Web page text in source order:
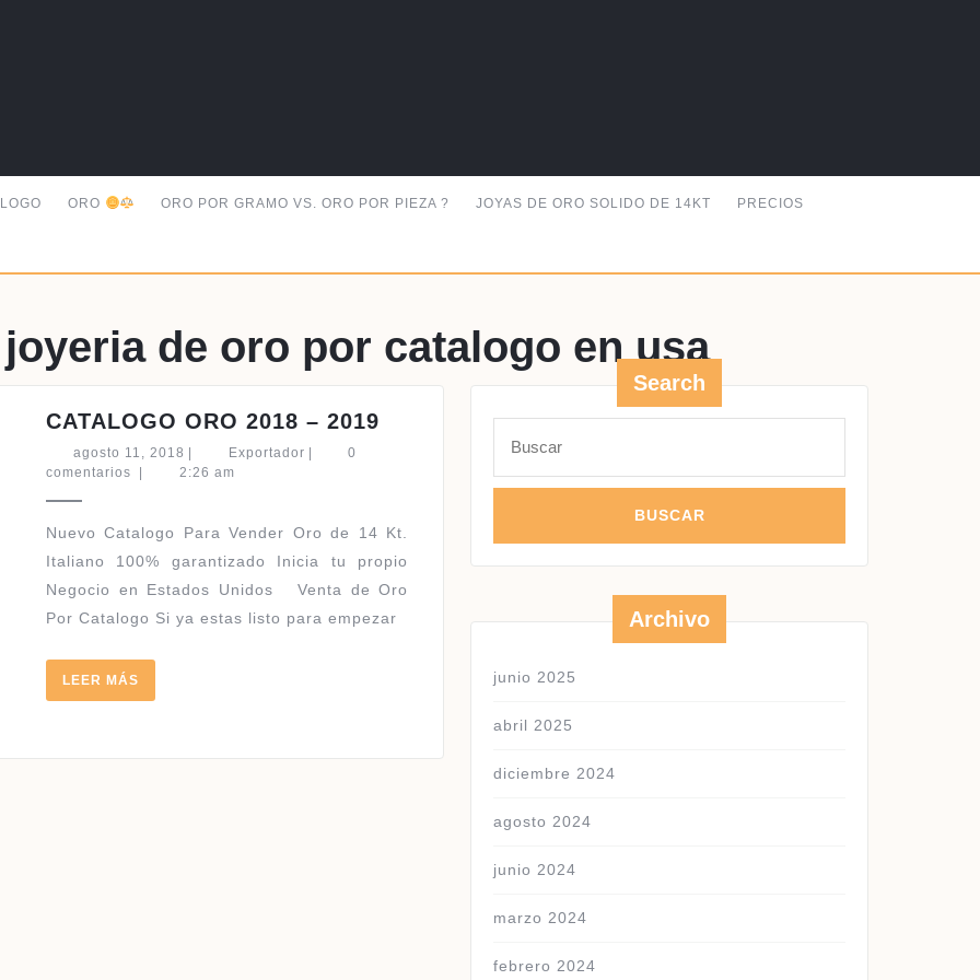
ORO ORO POR GRAMO VS. ORO POR PIEZA ? JOYAS DE ORO SOLIDO DE 14KT PRECIOS
de oro por catalogo en usa
CATALOGO ORO 2018 – 2019 CATALOGO
2019
agosto 11, 2018 agosto
11,
ExportadorExportador
0
comentarios
2:26 am
Nuevo Catalogo Para Vender Oro de 14 Kt.
Italiano 100% garantizado Inicia tu propio
Negocio en Estados Unidos Venta de Oro
Por Catalogo Si ya estas listo para empezar
LEER MÁS
MÁS
Search
Archivo
junio 2025
abril 2025
diciembre 2024
agosto 2024
junio 2024
marzo 2024
febrero 2024